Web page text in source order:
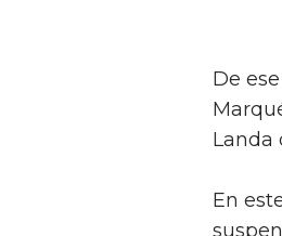
De
Landa
En